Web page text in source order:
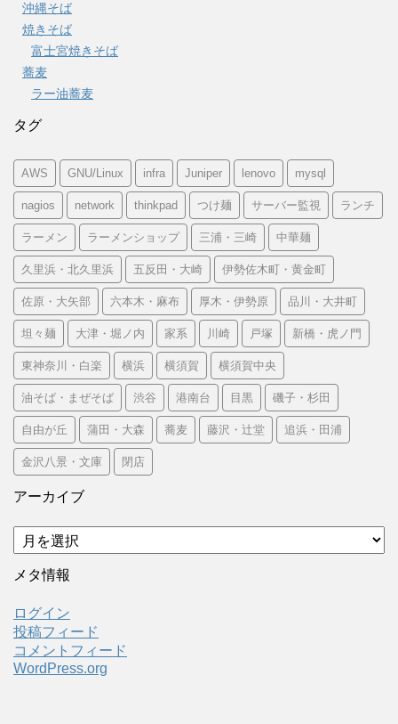
沖縄そば
焼きそば
富士宮焼きそば
蕎麦
ラー油蕎麦
タグ
AWS GNU/Linux infra Juniper lenovo mysql
nagios network thinkpad つけ麺 サーバー監視 ランチ
ラーメン ラーメンショップ 三浦・三崎 中華麺
久里浜・北久里浜 五反田・大崎 伊勢佐木町・黄金町
佐原・大矢部 六本木・麻布 厚木・伊勢原 品川・大井町
坦々麺 大津・堀ノ内 家系 川崎 戸塚 新橋・虎ノ門
東神奈川・白楽 横浜 横須賀 横須賀中央
油そば・まぜそば 渋谷 港南台 目黒 磯子・杉田
自由が丘 蒲田・大森 蕎麦 藤沢・辻堂 追浜・田浦
金沢八景・文庫 閉店
アーカイブ
ア
ー
カ
ブ
メタ情報
ログイン
投稿フィード
コメントフィード
WordPress.org